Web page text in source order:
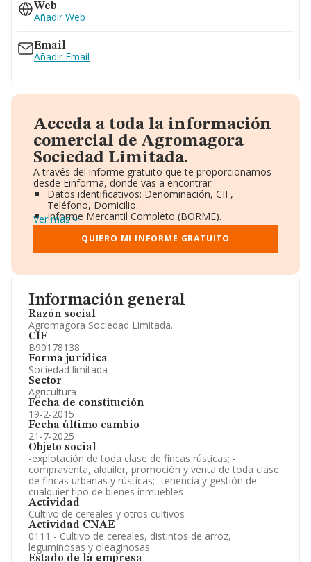
Información general
Razón social
Agromagora Sociedad Limitada.
CIF
B90178138
Forma jurídica
Sociedad limitada
Sector
Agricultura
Fecha de constitución
19-2-2015
Fecha último cambio
21-7-2025
Objeto social
-explotación de toda clase de fincas rústicas; -
compraventa, alquiler, promoción y venta de toda clase
de fincas urbanas y rústicas; -tenencia y gestión de
cualquier tipo de bienes inmuebles
Actividad
Cultivo de cereales y otros cultivos
Actividad CNAE
0111 - Cultivo de cereales, distintos de arroz,
leguminosas y oleaginosas
Estado de la empresa
Web
Añadir Web
Email
Añadir Email
Acceda a toda la información
comercial de Agromagora
Sociedad Limitada.
A través del informe gratuito que te proporcionamos
desde Einforma, donde vas a encontrar:
Datos identificativos: Denominación, CIF,
Teléfono, Domicilio.
Informe Mercantil Completo (BORME).
Gráficos de Evolución Ventas y Empleados.
Consejo de Administración y Administradores.
Directivos y Ejecutivos.
Información oficial y registral complementaria.
Ver más
QUIERO MI INFORME GRATUITO